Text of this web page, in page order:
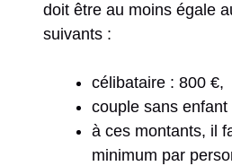
doit être au moins égale
suivants :
célibataire : 800 €,
couple sans enfant
à ces montants, il
minimum par